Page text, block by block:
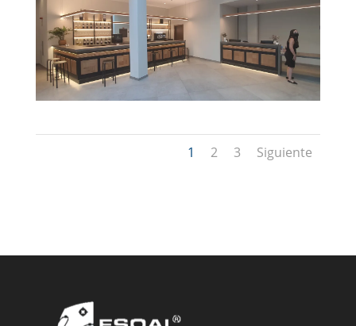
1 2 3 Siguiente